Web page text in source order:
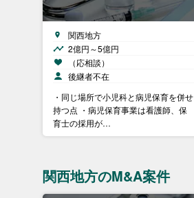
関西地方
2億円～5億円
（応相談）
後継者不在
・同じ場所で小児科と病児保育を併せ
持つ点 ・病児保育事業は看護師、保
育士の採用が…
関西地方のM&A案件